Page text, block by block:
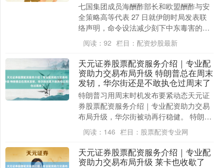
七国集团成员海酬酢部长和欧盟酬酢与安
全策略高等代表 27 日就伊朗时局发表联
络声明，命令设法减少刻下中东毒害的地
区影响及外溢经济冲击。 声明方强调，应
减少毒害对....
阅读： 92 栏目： 配资炒股最新
天元证券股票配资服务介绍｜专业配
资助力交易布局升级 特朗普总在周末
发轫，华尔街还是不敢执仓过周末了
特朗普习用周末时机发布要紧动态天元证
券股票配资服务介绍｜专业配资助力交易
布局升级，华尔街被动再行稳健。 特朗普
上周六布告，伊朗必须在 48 小时内终了
公约，不然....
阅读： 146 栏目： 股票配资专业网
天元证券股票配资服务介绍｜专业配
资助力交易布局升级 莱卡也收歇了